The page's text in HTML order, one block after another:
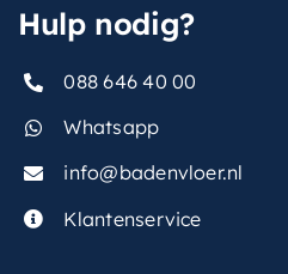
Hulp nodig?
088 646 40 00
Whatsapp
info@badenvloer.nl
Klantenservice